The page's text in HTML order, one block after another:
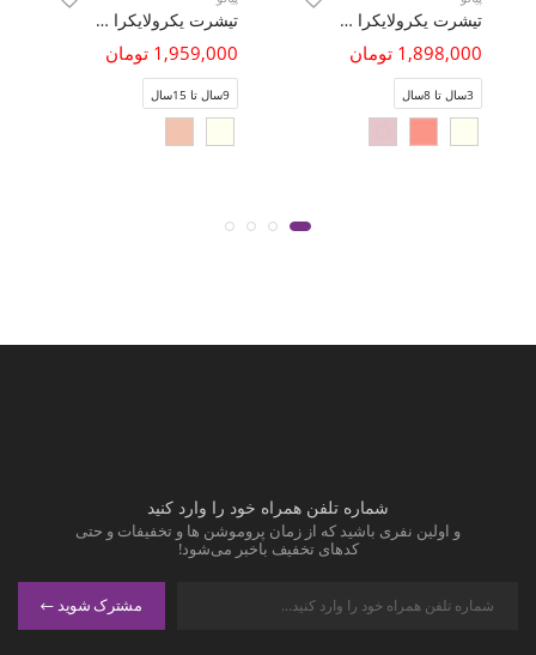
تیشرت یکرولایکرا سرشانه گت
1,898,000 تومان
3سال تا 8سال
تیشرت یکرولایکرا آستین کیمونو تمام چاپ
1,959,000 تومان
9سال تا 15سال
شماره تلفن همراه خود را وارد کنید
و اولین نفری باشید که از زمان پروموشن ها و تخفیفات و حتی
کدهای تخفیف باخبر می‌شود!
مشترک شوید